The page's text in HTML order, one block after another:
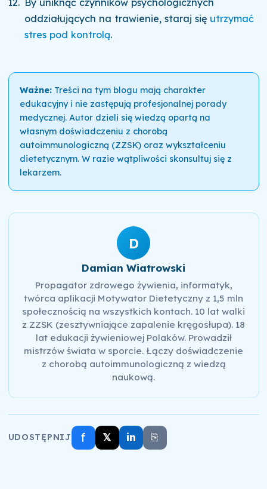
By uniknąć czynników psychologicznych
oddziałujących na trawienie, staraj się utrzymać
stres pod kontrolą.
Ważne:Treści na tym blogu mają charakter
edukacyjny i nie zastępują profesjonalnej porady
medycznej. Autor dzieli się wiedzą opartą na
własnym doświadczeniu z chorobą
autoimmunologiczną (ZZSK) oraz wykształceniu
dietetycznym. W razie wątpliwości skonsultuj się z
lekarzem.
D
Damian Wiatrowski
Propagator zdrowego żywienia, informatyk,
twórca aplikacji Motywator Dietetyczny z 1,5 mln
społecznością na wszystkich kontach. 10 lat walki
z ZZSK (zesztywniające zapalenie kręgosłupa). 18
lat edukacji żywieniowej Polaków. Prowadził
mistrzów świata w sporcie. Łączy doświadczenie
z chorobą autoimmunologiczną z wiedzą
naukową.
UDOSTĘPNIJ f 𝕏 in ⎘